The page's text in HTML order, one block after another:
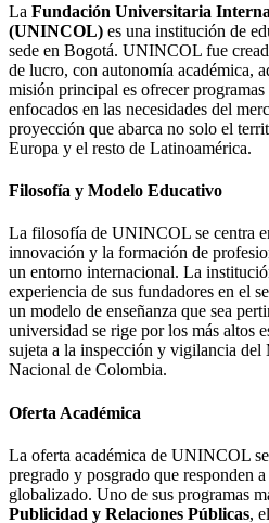
La Fundación Universitaria
(UNINCOL) es una institución de
sede en Bogotá. UNINCOL fue
de lucro, con autonomía académica,
misión principal es ofrecer
enfocados en las necesidades del
proyección que abarca no solo el
Europa y el resto de Latinoamérica.
Filosofía y Modelo Educativo
La filosofía de UNINCOL se centra
innovación y la formación de
un entorno internacional. La
experiencia de sus fundadores en el
un modelo de enseñanza que sea
universidad se rige por los más altos
sujeta a la inspección y vigilancia
Nacional de Colombia.
Oferta Académica
La oferta académica de UNINCOL
pregrado y posgrado que responden
globalizado. Uno de sus programas
Publicidad y Relaciones Públicas,